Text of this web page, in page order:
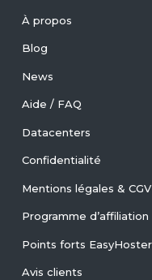
À propos
Blog
News
Aide / FAQ
Datacenters
Confidentialité
Mentions légales & CGV
Programme d’affiliation
Points forts EasyHoster
Avis clients